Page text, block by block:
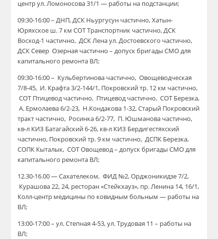
центр ул. Ломоносова 31/1 — работы на подстанции;
09:30-16:00 – ДНП, ДСК Ньургусун частично, Хатын-
Юряхское ш. 7 км СОТ Транспортник частично, ДСК
Восход-1 частично, ДСК Лена ул. Достоевского частично,
ДСК Север Озерная частично – допуск бригады СМО для
капитального ремонта ВЛ;
09:30-16:00 – Кульбертинова частично, Овощеводческая
7/8-45, И. Крафта 3/2-144/1, Покровский тр. 12 км частично,
СОТ Птицевод частично, Птицевод частично, СОТ Березка,
А. Ермолаева 6/2-23, Н.Кондакова 1-32, Старый Покровский
тракт частично, Росинка 6/2-77, П. Юшманова частично,
кв-л КИЗ Батагайский 6-26, кв-л КИЗ Бердигестяхский
частично, Покровский тр. 9 км частично, ДСПК Березка,
СОПК Кыталык, СОТ Овощевод – допуск бригады СМО для
капитального ремонта ВЛ;
12.30-16.00 —Сахателеком, ФИД №2, Орджоникидзе 7/2,
Курашова22,24, ресторан «Стейкхауз», пр. Ленина 14, 16/1,
Колл-центр медицины по ковидным больным — работы на
ВЛ;
13:00-17:00 – ул. Степная 4-53, ул. Трудовая 11 – работы на
ВЛ;